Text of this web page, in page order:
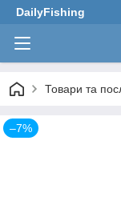
DailyFishing
Товари та
–7%